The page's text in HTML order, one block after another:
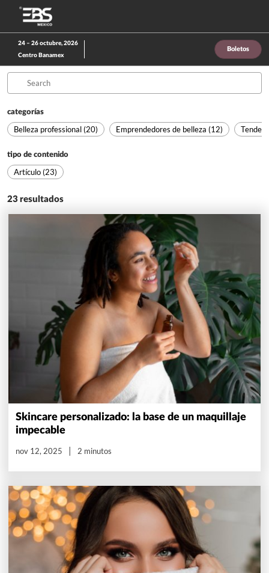
Saltar
contenido
24 – 26 octubre, 2026
Centro Banamex
Boletos
categorías
Belleza professional (20) Emprendedores de belleza (12)
tipo de contenido
Artículo (23)
23 resultados
Skincare personalizado: la base de un maquillaje
impecable
nov 12, 2025 2 minutos